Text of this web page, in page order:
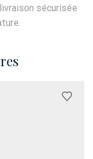
sécurisée